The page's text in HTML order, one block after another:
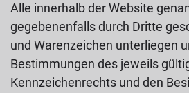
Alle innerhalb der Website
gegebenenfalls durch Dritte
und Warenzeichen unterliegen
Bestimmungen des jeweils
Kennzeichenrechts und den